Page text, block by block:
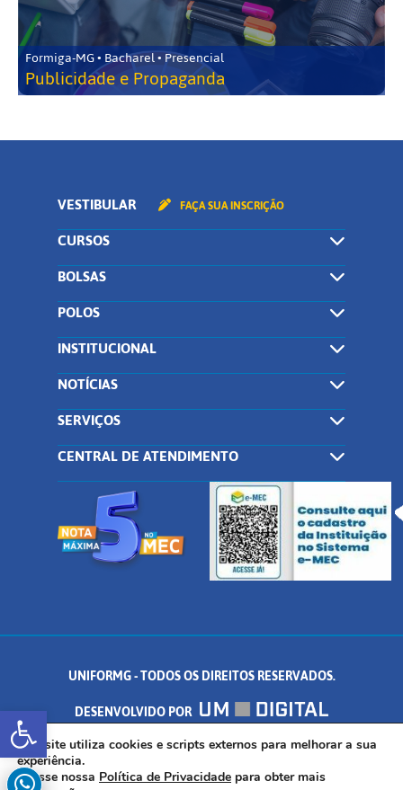
Abrir a barra de ferramentas
Formiga-MG • Bacharel • Presencial
Publicidade e Propaganda
VESTIBULAR FAÇA SUA INSCRIÇÃO
CURSOS
BOLSAS
POLOS
INSTITUCIONAL
NOTÍCIAS
SERVIÇOS
CENTRAL DE ATENDIMENTO
UNIFORMG - TODOS OS DIREITOS RESERVADOS.
DESENVOLVIDO POR
AV. DR. ARNALDO DE SENNA, 328 - PALMEIRAS, FORMIGA/MG - CEP:
35.574.530
Este site utiliza cookies e scripts externos para melhorar a sua
experiência.
Acesse nossa Política de Privacidade para obter mais